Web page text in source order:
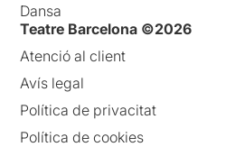
Dansa
Teatre Barcelona ©2026
Atenció al client
Avís legal
Política de privacitat
Política de cookies